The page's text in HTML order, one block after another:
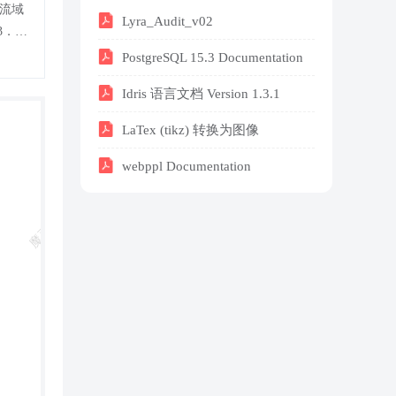
Lyra_Audit_v02
PostgreSQL 15.3 Documentation
Idris 语言文档 Version 1.3.1
LaTex (tikz) 转换为图像
webppl Documentation